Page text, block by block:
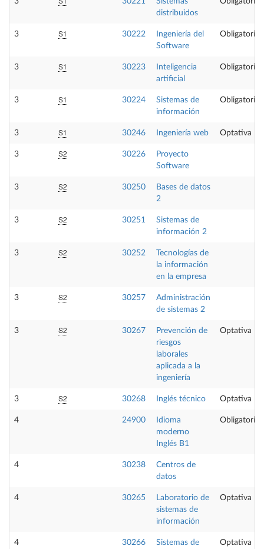
distribuidos
3 S1 30222
Ingeniería del
Software
Obligatoria
3 S1 30223
Inteligencia
artificial
Obligatoria
3 S1 30224
Sistemas de
información
Obligatoria
3 S1 30246 Ingeniería web Optativa
3 S2 30226
Proyecto
Software
3 S2 30250
Bases de datos
2
3 S2 30251
Sistemas de
información 2
3 S2 30252
Tecnologías de
la información
en la empresa
3 S2 30257
Administración
de sistemas 2
3 S2 30267
Prevención de
riesgos
laborales
aplicada a la
ingeniería
Optativa
3 S2 30268 Inglés técnico Optativa
4 24900
Idioma
moderno
Inglés B1
Obligatoria
4 30238
Centros de
datos
4 30265
Laboratorio de
sistemas de
información
Optativa
4 30266
Sistemas de
Optativa